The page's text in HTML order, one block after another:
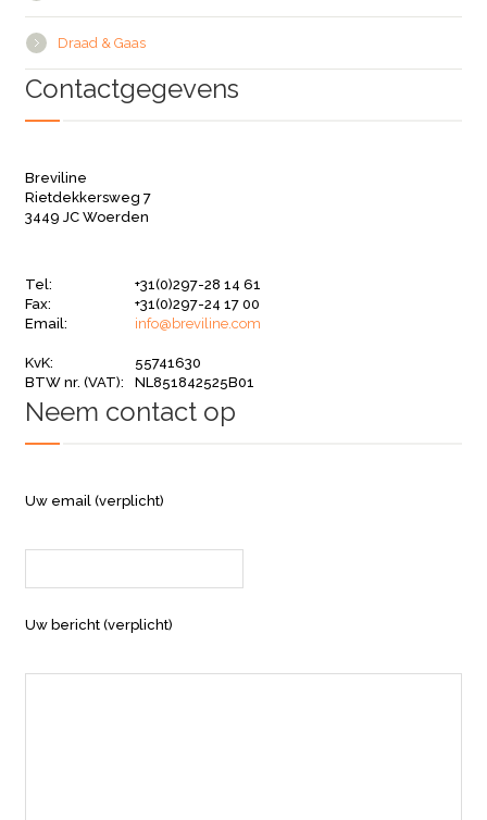
Draad & Gaas
Contactgegevens
Breviline
Rietdekkersweg 7
3449 JC Woerden
Tel:
+31(0)297-28 14 61
Fax:
+31(0)297-24 17 00
Email:
info@breviline.com
KvK:
55741630
BTW nr. (VAT):
NL851842525B01
Neem contact op
Uw email (verplicht)
Uw bericht (verplicht)